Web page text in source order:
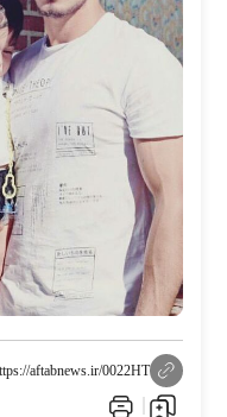
aftabnews.ir/0022HT